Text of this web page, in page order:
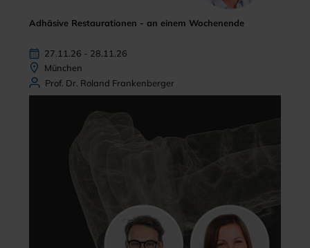
Adhäsive Restaurationen - an einem Wochenende
27.11.26 - 28.11.26
München
Prof. Dr. Roland Frankenberger